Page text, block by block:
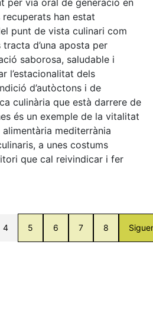
han estat
punt de vista culinari com
d’una aposta per
saborosa, saludable i
l’estacionalitat dels
d’autòctons i de
culinària que està darrere de
és un exemple de la vitalitat
mediterrània
a unes costums
que cal reivindicar i fer
4 5 6 7 8